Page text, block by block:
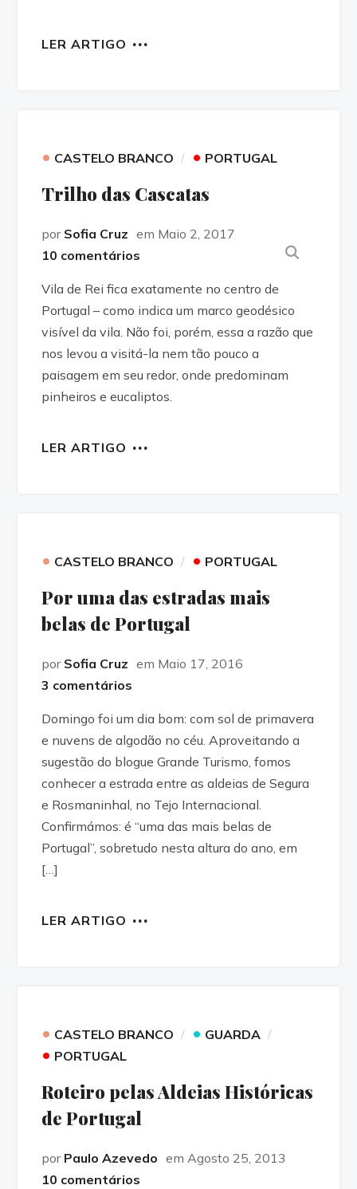
LER ARTIGO
• CASTELO BRANCO • PORTUGAL
Trilho das Cascatas
por Sofia Cruz em Maio 2, 2017
10 comentários
Vila de Rei fica exatamente no centro de
Portugal – como indica um marco geodésico
visível da vila. Não foi, porém, essa a razão que
nos levou a visitá-la nem tão pouco a
paisagem em seu redor, onde predominam
pinheiros e eucaliptos.
LER ARTIGO
• CASTELO BRANCO • PORTUGAL
Por uma das estradas mais
belas de Portugal
por Sofia Cruz em Maio 17, 2016
3 comentários
Domingo foi um dia bom: com sol de primavera
e nuvens de algodão no céu. Aproveitando a
sugestão do blogue Grande Turismo, fomos
conhecer a estrada entre as aldeias de Segura
e Rosmaninhal, no Tejo Internacional.
Confirmámos: é “uma das mais belas de
Portugal”, sobretudo nesta altura do ano, em
[…]
LER ARTIGO
• CASTELO BRANCO • GUARDA
• PORTUGAL
Roteiro pelas Aldeias Históricas
de Portugal
por Paulo Azevedo em Agosto 25, 2013
10 comentários